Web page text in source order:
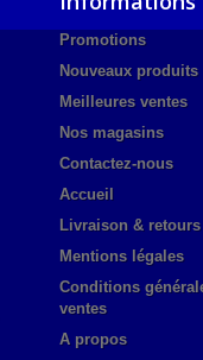
Promotions
Nouveaux produits
Meilleures ventes
Nos magasins
Contactez-nous
Accueil
Livraison & retours
Mentions légales
Conditions
ventes
A propos